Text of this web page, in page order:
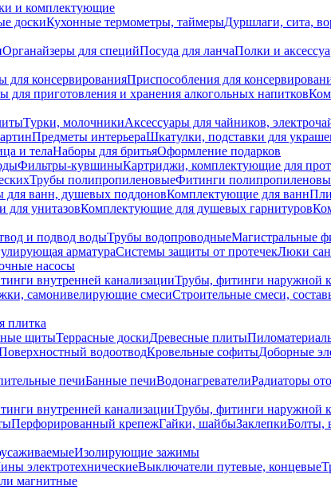
и комплектующие
доскиКухонные термометры, таймерыДуршлаги, сита,
Органайзеры для специйПосуда для ланчаПолки и
для консервированияПриспособления для
для приготовления и хранения алкогольных напитков
Турки, молочникиАксессуары для чайников,
Предметы интерьераШкатулки, подставки для
и телаНаборы для бритьяОформление подарков
Фильтры-кувшиныКартриджи, комплектующие для
Трубы полипропиленовыеФитинги
для ванн, душевых поддоновКомплектующие для ванн
для унитазовКомплектующие для душевых гарнитуров
и подвод водыТрубы водопроводныеМагистральные
арматураСистемы защиты от протечекЛюки
насосы
внутренней канализацииТрубы, фитинги наружной
самонивелирующие смесиСтроительные смеси,
плитка
щитыТеррасные доскиДревесные плиты
водоотводКровельные софитыДоборные
печиБанные печиВодонагревателиРадиаторы
внутренней канализацииТрубы, фитинги наружной
Перфорированный крепежГайки, шайбыЗаклепкиБолты,
Изолирующие зажимы
электротехническиеВыключатели путевые, концевые
магнитные